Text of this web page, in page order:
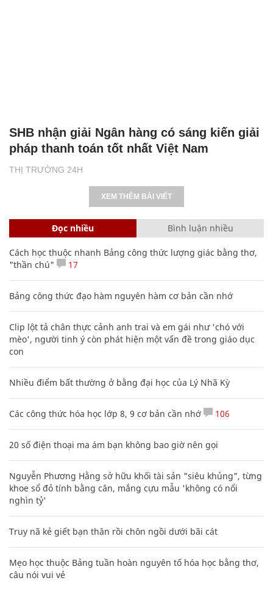
THỊ TRƯỜNG 24H
SHB nhận giải Ngân hàng có sáng kiến giải
pháp thanh toán tốt nhất Việt Nam
XEM THÊM BÀI VIẾT
Đọc nhiều Bình luận nhiều
Cách học thuộc nhanh Bảng công thức lượng giác bằng thơ,
"thần chú"
17
Bảng công thức đạo hàm nguyên hàm cơ bản cần nhớ
Clip lột tả chân thực cảnh anh trai và em gái như 'chó với
mèo', người tinh ý còn phát hiện một vấn đề trong giáo dục
con
Nhiều điểm bất thường ở bằng đại học của Lý Nhã Kỳ
Các công thức hóa học lớp 8, 9 cơ bản cần nhớ 106
20 số điện thoại ma ám bạn không bao giờ nên gọi
Nguyễn Phương Hằng sở hữu khối tài sản "siêu khủng", từng
khoe sổ đỏ tính bằng cân, mắng cựu mẫu 'không có nổi
nghìn tỷ'
Truy nã kẻ giết bạn thân rồi chôn ngồi dưới bãi cát
Mẹo học thuộc Bảng tuần hoàn nguyên tố hóa học bằng thơ,
câu nói vui vẻ